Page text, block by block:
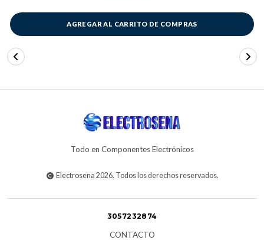
AGREGAR AL CARRITO DE COMPRAS
Todo en Componentes Electrónicos
Electrosena 2026. Todos los derechos reservados.
3057232874
CONTACTO